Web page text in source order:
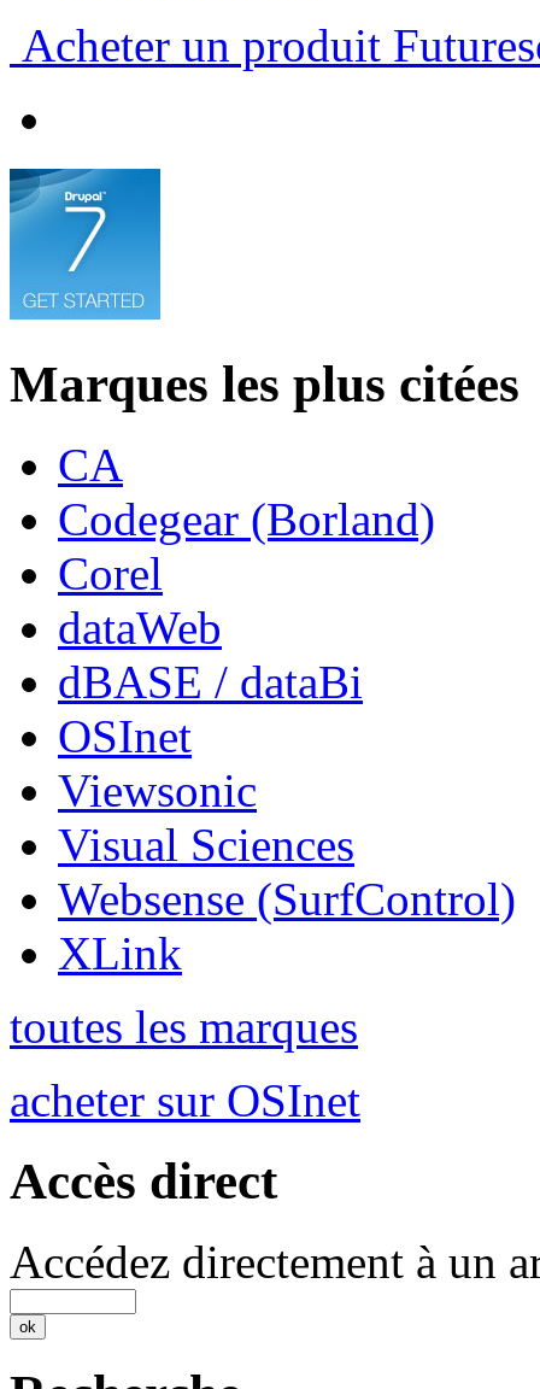
Acheter un produit
Marques les plus citées
CA
Codegear (Borland)
Corel
dataWeb
dBASE / dataBi
OSInet
Viewsonic
Visual Sciences
Websense (SurfControl)
XLink
toutes les marques
acheter sur OSInet
Accès direct
Accédez directement à un